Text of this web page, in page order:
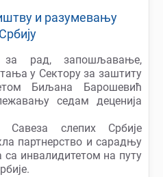
и разумевању
за рад, запошљавање,
у Сектору за заштиту
Биљана Барошевић
седам деценија
Савеза слепих Србије
партнерство и сарадњу
са инвалидитетом на путу